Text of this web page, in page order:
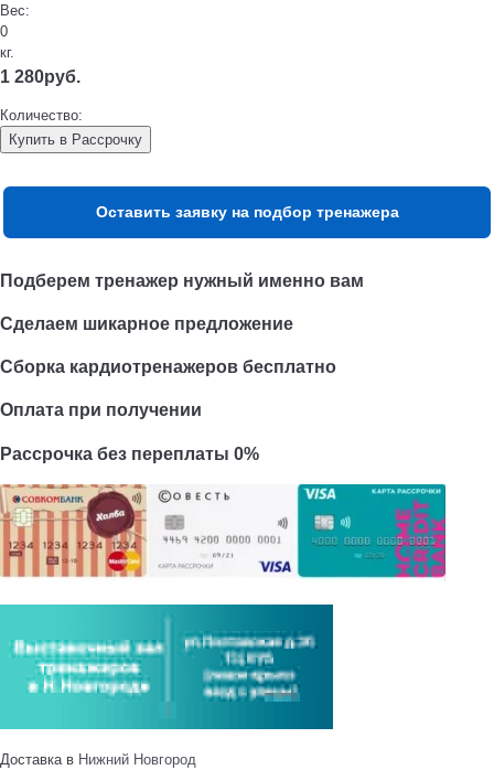
Вес:
0
кг.
1 280руб.
Количество:
Купить в Рассрочку
Оставить заявку на подбор тренажера
Подберем тренажер нужный именно вам
Сделаем шикарное предложение
Сборка кардиотренажеров бесплатно
Оплата при получении
Рассрочка без переплаты 0%
Доставка в Нижний Новгород